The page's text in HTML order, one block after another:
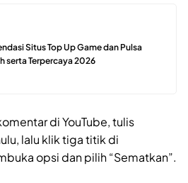
Situs Top Up Game dan Pulsa
serta Terpercaya 2026
di YouTube, tulis
lalu klik tiga titik di
opsi dan pilih “Sematkan”.